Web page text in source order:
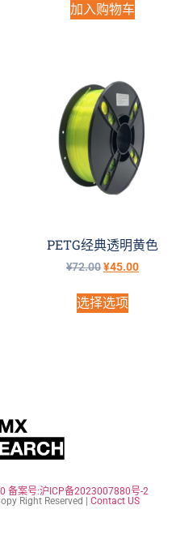
加入购物车
PETG经典透明黄色
¥72.00¥45.00
选择选项
备案号:沪ICP备2023007880号-2
Right Reserved | Contact US